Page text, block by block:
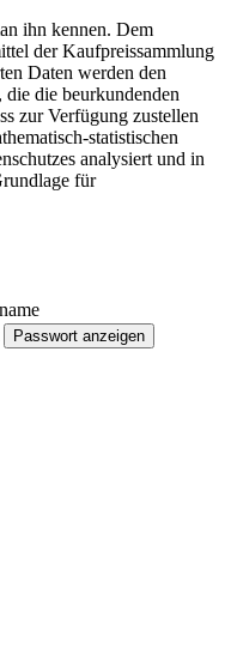
ihn kennen. Dem
der Kaufpreissammlung
Daten werden den
die beurkundenden
zur Verfügung zustellen
statistischen
analysiert und in
für
Passwort anzeigen